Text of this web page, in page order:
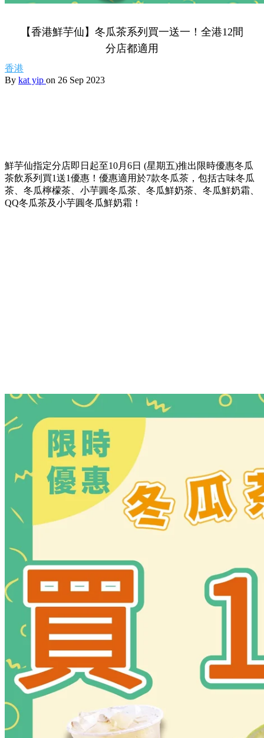
【香港鮮芋仙】冬瓜茶系列買一送一！全港12間
分店都適用
香港
By kat yip on 26 Sep 2023
鮮芋仙指定分店即日起至10月6日 (星期五)推出限時優惠冬瓜
茶飲系列買1送1優惠！優惠適用於7款冬瓜茶，包括古味冬瓜
茶、冬瓜檸檬茶、小芋圓冬瓜茶、冬瓜鮮奶茶、冬瓜鮮奶霜、
QQ冬瓜茶及小芋圓冬瓜鮮奶霜！